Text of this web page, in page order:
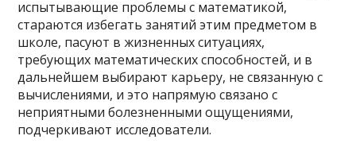
испытывающие проблемы с математикой,
стараются избегать занятий этим предметом в
школе, пасуют в жизненных ситуациях,
требующих математических способностей, и в
дальнейшем выбирают карьеру, не связанную с
вычислениями, и это напрямую связано с
неприятными болезненными ощущениями,
подчеркивают исследователи.